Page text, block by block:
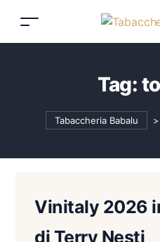
Tag:
Tabaccheria Babalu >
Vinitaly 2026
di Terry Nesti